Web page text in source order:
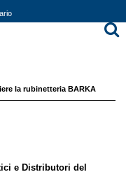
la rubinetteria BARKA
e Distributori del